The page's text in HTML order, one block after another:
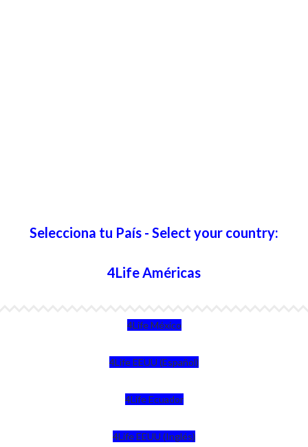
Selecciona tu País - Select your country:
4Life Américas
4Life México
4Life EEUU (Español)
4Life Ecuador
4Life EEUU (Inglés)